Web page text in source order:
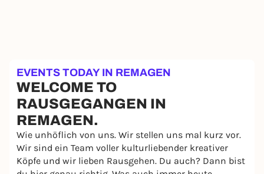
EVENTS TODAY IN REMAGEN
WELCOME TO
RAUSGEGANGEN IN
REMAGEN.
Wie unhöflich von uns. Wir stellen uns mal kurz vor.
Wir sind ein Team voller kulturliebender kreativer
Köpfe und wir lieben Rausgehen. Du auch? Dann bist